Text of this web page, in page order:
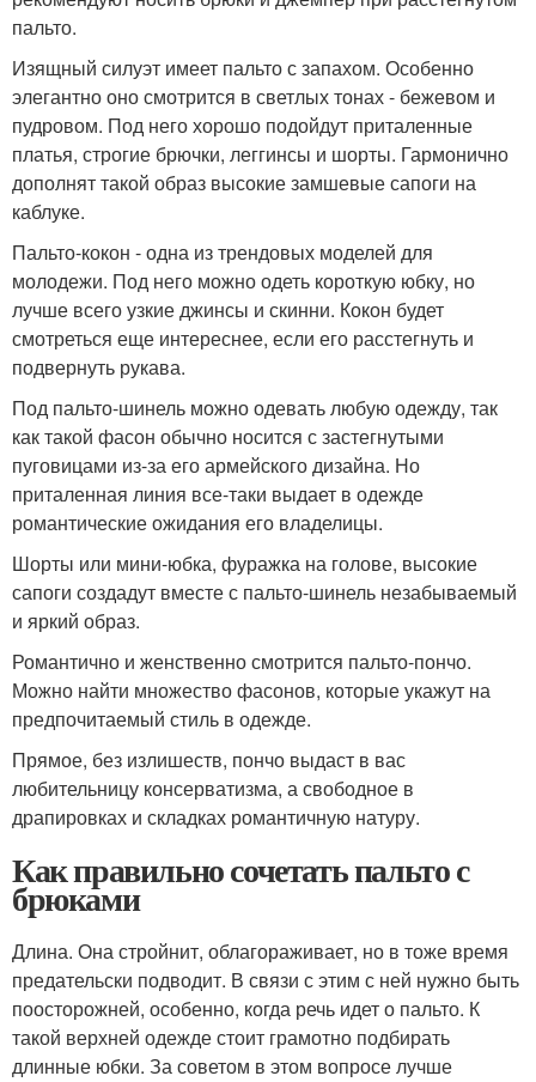
пальто.
Изящный силуэт имеет пальто с запахом. Особенно
элегантно оно смотрится в светлых тонах - бежевом и
пудровом. Под него хорошо подойдут приталенные
платья, строгие брючки, леггинсы и шорты. Гармонично
дополнят такой образ высокие замшевые сапоги на
каблуке.
Пальто-кокон - одна из трендовых моделей для
молодежи. Под него можно одеть короткую юбку, но
лучше всего узкие джинсы и скинни. Кокон будет
смотреться еще интереснее, если его расстегнуть и
подвернуть рукава.
Под пальто-шинель можно одевать любую одежду, так
как такой фасон обычно носится с застегнутыми
пуговицами из-за его армейского дизайна. Но
приталенная линия все-таки выдает в одежде
романтические ожидания его владелицы.
Шорты или мини-юбка, фуражка на голове, высокие
сапоги создадут вместе с пальто-шинель незабываемый
и яркий образ.
Романтично и женственно смотрится пальто-пончо.
Можно найти множество фасонов, которые укажут на
предпочитаемый стиль в одежде.
Прямое, без излишеств, пончо выдаст в вас
любительницу консерватизма, а свободное в
драпировках и складках романтичную натуру.
Как правильно сочетать пальто с
брюками
Длина. Она стройнит, облагораживает, но в тоже время
предательски подводит. В связи с этим с ней нужно быть
поосторожней, особенно, когда речь идет о пальто. К
такой верхней одежде стоит грамотно подбирать
длинные юбки. За советом в этом вопросе лучше